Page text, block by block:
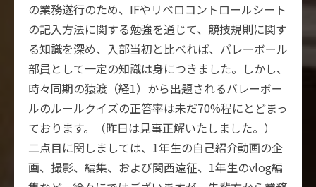
の業務遂行のため、IFやリベロコントロールシート
の記入方法に関する勉強を通じて、競技規則に関す
る知識を深め、入部当初と比べれば、バレーボール
部員として一定の知識は身につきました。しかし、
時々同期の猿渡（経1）から出題されるバレーボー
ルのルールクイズの正答率は未だ70%程にとどまっ
ております。（昨日は見事正解いたしました。）
二点目に関しましては、1年生の自己紹介動画の企
画、撮影、編集、および関西遠征、1年生のvlog編